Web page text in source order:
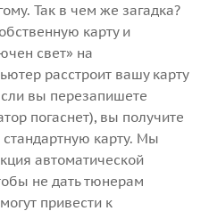
Так в чем же загадка?
карту и
свет» на
расстроит вашу карту
вы перезапишете
погаснет), вы получите
стандартную карту. Мы
автоматической
не дать тюнерам
привести к